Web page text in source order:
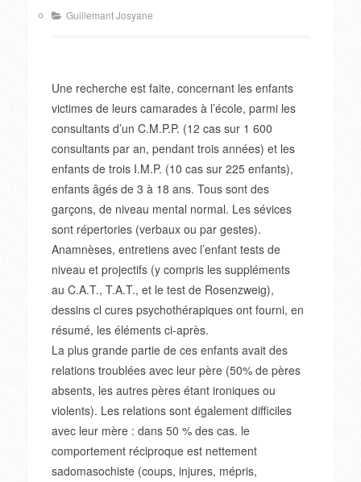
Guillemant Josyane
Une recherche est faite, concernant les enfants
victimes de leurs camarades à l’école, parmi les
consultants d’un C.M.P.P. (12 cas sur 1 600
consultants par an, pendant trois années) et les
enfants de trois I.M.P. (10 cas sur 225 enfants),
enfants âgés de 3 à 18 ans. Tous sont des
garçons, de niveau mental normal. Les sévices
sont répertories (verbaux ou par gestes).
Anamnèses, entretiens avec l’enfant tests de
niveau et projectifs (y compris les suppléments
au C.A.T., T.A.T., et le test de Rosenzweig),
dessins cl cures psychothérapiques ont fourni, en
résumé, les éléments ci-après.
La plus grande partie de ces enfants avait des
relations troublées avec leur père (50% de pères
absents, les autres pères étant ironiques ou
violents). Les relations sont également difficiles
avec leur mère : dans 50 % des cas. le
comportement réciproque est nettement
sadomasochiste (coups, injures, mépris,